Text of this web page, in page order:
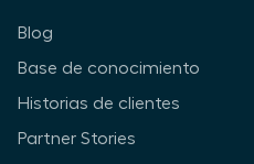
Blog
Base de conocimiento
Historias de clientes
Partner Stories